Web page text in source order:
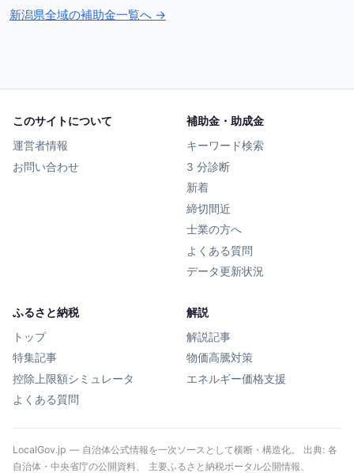
新潟県全域の補助金一覧へ →
このサイトについて
運営者情報
お問い合わせ
補助金・助成金
キーワード検索
3 分診断
新着
締切間近
士業の方へ
よくある質問
データ更新状況
ふるさと納税
トップ
特集記事
控除上限額シミュレータ
よくある質問
解説
解説記事
物価高騰対策
エネルギー価格支援
LocalGov.jp — 自治体公式情報を一次ソースとして横断・構造化。 出典: 各
自治体・中央省庁の公開資料、 主要ふるさと納税ポータル公開情報、